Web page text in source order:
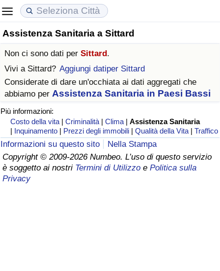
Assistenza Sanitaria a Sittard
Non ci sono dati per Sittard.
Vivi a Sittard? Aggiungi datiper Sittard
Considerate di dare un'occhiata ai dati aggregati che
abbiamo per Assistenza Sanitaria in Paesi Bassi
Più informazioni:
Costo della vita |Criminalità |Clima |Assistenza Sanitaria
| Inquinamento | Prezzi degli immobili |Qualità della Vita |Traffico
Informazioni su questo sito
Nella Stampa
Copyright © 2009-2026 Numbeo. L’uso di questo servizio
è soggetto ai nostri Termini di Utilizzo e Politica sulla
Privacy
Costo della vita
Indice Del Costo Della Vita
Indice del Costo della Vita per Nazione
ad Aqaba
Prezzi degli immobili
Indice del Prezzo delle Case
Indice del Prezzo delle Case per Nazione
Qualità della Vita
Indice della Qualità della Vita (Corrente)
Indice della qualità della vita per Paese
Criminalità
Indice del Tasso di Criminalità (Corrente)